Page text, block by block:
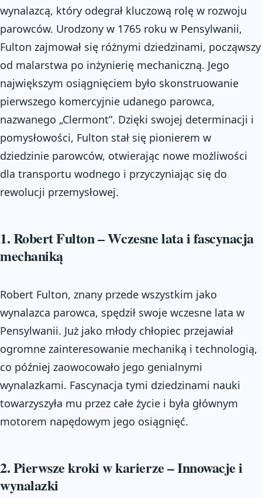
wynalazcą, który odegrał kluczową rolę w rozwoju
parowców. Urodzony w 1765 roku w Pensylwanii,
Fulton zajmował się różnymi dziedzinami, począwszy
od malarstwa po inżynierię mechaniczną. Jego
największym osiągnięciem było skonstruowanie
pierwszego komercyjnie udanego parowca,
nazwanego „Clermont”. Dzięki swojej determinacji i
pomysłowości, Fulton stał się pionierem w
dziedzinie parowców, otwierając nowe możliwości
dla transportu wodnego i przyczyniając się do
rewolucji przemysłowej.
1. Robert Fulton – Wczesne lata i fascynacja
mechaniką
Robert Fulton, znany przede wszystkim jako
wynalazca parowca, spędził swoje wczesne lata w
Pensylwanii. Już jako młody chłopiec przejawiał
ogromne zainteresowanie mechaniką i technologią,
co później zaowocowało jego genialnymi
wynalazkami. Fascynacja tymi dziedzinami nauki
towarzyszyła mu przez całe życie i była głównym
motorem napędowym jego osiągnięć.
2. Pierwsze kroki w karierze – Innowacje i
wynalazki